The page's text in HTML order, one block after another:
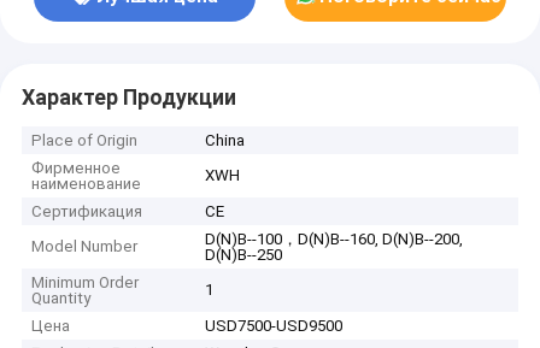
Характер Продукции
Place of Origin
China
Фирменное
наименование
XWH
Сертификация
CE
Model Number
D(N)B--100，D(N)B--160, D(N)B--200,
D(N)B--250
Minimum Order
Quantity
1
Цена
USD7500-USD9500